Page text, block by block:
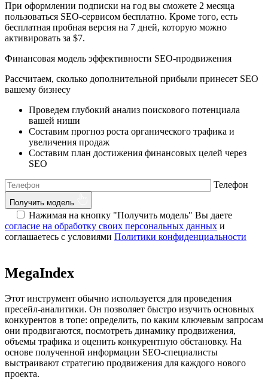
При оформлении подписки на год вы сможете 2 месяца
пользоваться SEO-сервисом бесплатно. Кроме того, есть
бесплатная пробная версия на 7 дней, которую можно
активировать за $7.
Финансовая модель эффективности SEO-продвижения
Рассчитаем, сколько дополнительной прибыли принесет SEO
вашему бизнесу
Проведем глубокий анализ поискового потенциала
вашей ниши
Составим прогноз роста органического трафика и
увеличения продаж
Составим план достижения финансовых целей через
SEO
Телефон
Получить модель
Нажимая на кнопку "Получить модель" Вы даете
согласие на обработку своих персональных данных и
соглашаетесь с условиями Политики конфиденциальности
MegaIndex
Этот инструмент обычно используется для проведения
пресейл-аналитики. Он позволяет быстро изучить основных
конкурентов в топе: определить, по каким ключевым запросам
они продвигаются, посмотреть динамику продвижения,
объемы трафика и оценить конкурентную обстановку. На
основе полученной информации SEO-специалисты
выстраивают стратегию продвижения для каждого нового
проекта.